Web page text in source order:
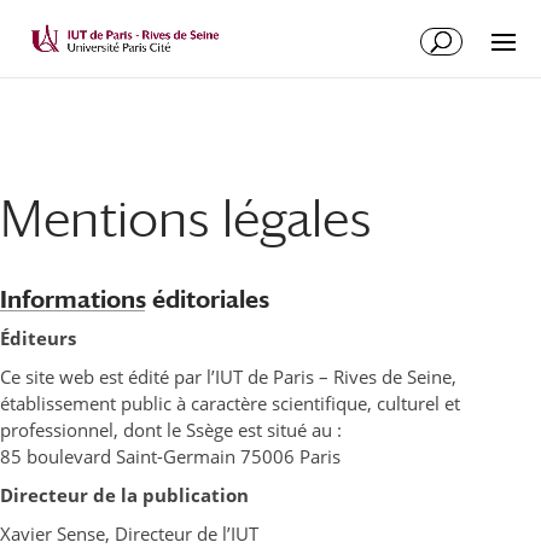
Mentions légales
Informations éditoriales
Éditeurs
Ce site web est édité par l’IUT de Paris – Rives de Seine,
établissement public à caractère scientifique, culturel et
professionnel, dont le Ssège est situé au :
85 boulevard Saint-Germain 75006 Paris
Directeur de la publication
Xavier Sense, Directeur de l’IUT